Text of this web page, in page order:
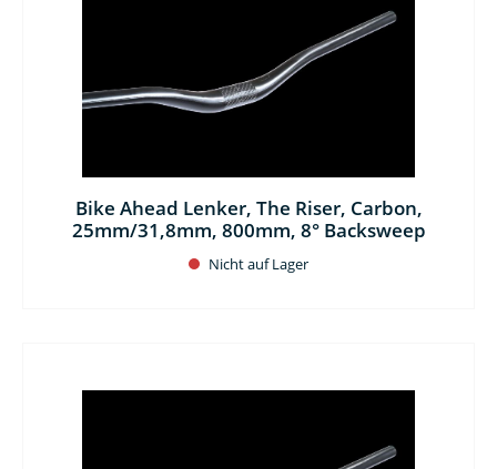
Bike Ahead Lenker, The Riser, Carbon,
25mm/31,8mm, 800mm, 8° Backsweep
Nicht auf Lager